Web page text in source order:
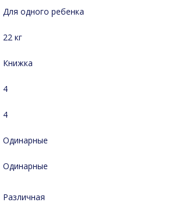
Для одного ребенка
22 кг
Книжка
4
4
Одинарные
Одинарные
Различная